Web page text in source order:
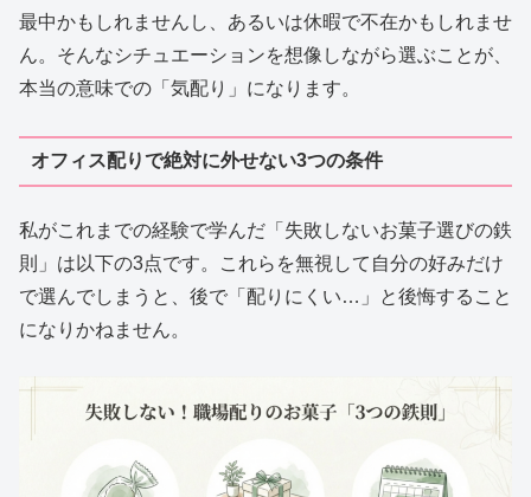
最中かもしれませんし、あるいは休暇で不在かもしれませ
ん。そんなシチュエーションを想像しながら選ぶことが、
本当の意味での「気配り」になります。
オフィス配りで絶対に外せない3つの条件
私がこれまでの経験で学んだ「失敗しないお菓子選びの鉄
則」は以下の3点です。これらを無視して自分の好みだけ
で選んでしまうと、後で「配りにくい…」と後悔すること
になりかねません。